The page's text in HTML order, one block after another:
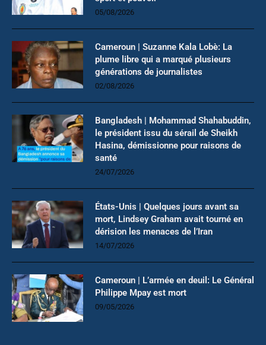
05/08/2026
Cameroun | Suzanne Kala Lobè: La
plume libre qui a marqué plusieurs
générations de journalistes
02/08/2026
Bangladesh | Mohammad Shahabuddin,
le président issu du sérail de Sheikh
Hasina, démissionne pour raisons de
santé
24/07/2026
États-Unis | Quelques jours avant sa
mort, Lindsey Graham avait tourné en
dérision les menaces de l’Iran
14/07/2026
Cameroun | L’armée en deuil: Le Général
Philippe Mpay est mort
09/05/2026